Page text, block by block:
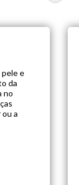
pele e
da
no
a